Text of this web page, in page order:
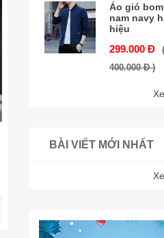
Áo gió
nam navy
hiệu
299.000 Đ
400.000 Đ )
BÀI VIẾT MỚI NHẤT